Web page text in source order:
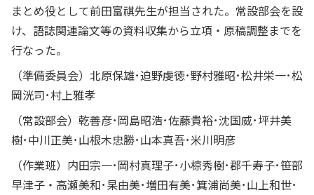
まとめ役として前田富祺先生が担当された。常設部会を設
け、語誌関連論文等の資料収集から立項・原稿調整までを
行なった。
（準備委員会）北原保雄･迫野虔徳･野村雅昭･松井栄一･松
岡洸司･村上雅孝
（常設部会）乾善彦･岡島昭浩･佐藤貴裕･沈国威･坪井美
樹･中川正美･山根木忠勝･山本真吾･米川明彦
（作業班）内田宗一･岡村真理子･小椋秀樹･郡千寿子･笹部
早津子・高瀬美和･杲由美･増田有美･箕浦尚美･山上和世･